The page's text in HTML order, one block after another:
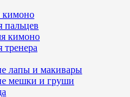
кимоно
пальцев
кимоно
тренера
лапы и макивары
мешки и груши